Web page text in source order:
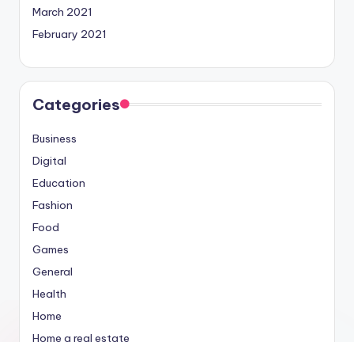
March 2021
February 2021
Categories
Business
Digital
Education
Fashion
Food
Games
General
Health
Home
Home a real estate